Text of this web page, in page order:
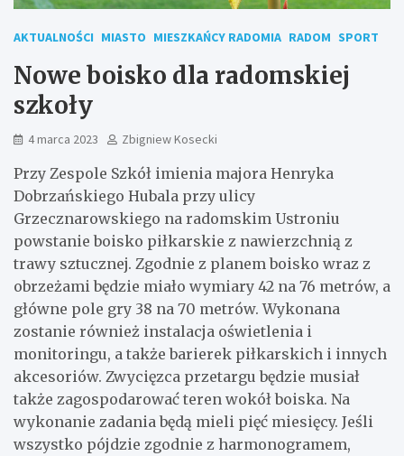
AKTUALNOŚCI MIASTO MIESZKAŃCY RADOMIA RADOM SPORT
Nowe boisko dla radomskiej
szkoły
4 marca 2023 Zbigniew Kosecki
Przy Zespole Szkół imienia majora Henryka
Dobrzańskiego Hubala przy ulicy
Grzecznarowskiego na radomskim Ustroniu
powstanie boisko piłkarskie z nawierzchnią z
trawy sztucznej. Zgodnie z planem boisko wraz z
obrzeżami będzie miało wymiary 42 na 76 metrów, a
główne pole gry 38 na 70 metrów. Wykonana
zostanie również instalacja oświetlenia i
monitoringu, a także barierek piłkarskich i innych
akcesoriów. Zwycięzca przetargu będzie musiał
także zagospodarować teren wokół boiska. Na
wykonanie zadania będą mieli pięć miesięcy. Jeśli
wszystko pójdzie zgodnie z harmonogramem,